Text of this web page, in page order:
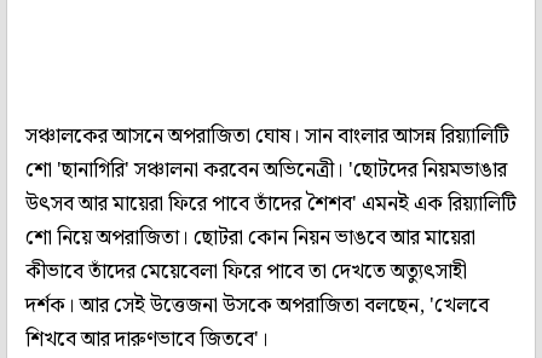
সঞ্চালকের আসনে অপরাজিতা ঘোষ। সান বাংলার আসন্ন রিয়্যালিটি
শো 'ছানাগিরি' সঞ্চালনা করবেন অভিনেত্রী। 'ছোটদের নিয়মভাঙার
উৎসব আর মায়েরা ফিরে পাবে তাঁদের শৈশব' এমনই এক রিয়্যালিটি
শো নিয়ে অপরাজিতা। ছোটরা কোন নিয়ন ভাঙবে আর মায়েরা
কীভাবে তাঁদের মেয়েবেলা ফিরে পাবে তা দেখতে অত্যুৎসাহী
দর্শক। আর সেই উত্তেজনা উসকে অপরাজিতা বলছেন, 'খেলবে
শিখবে আর দারুণভাবে জিতবে'।